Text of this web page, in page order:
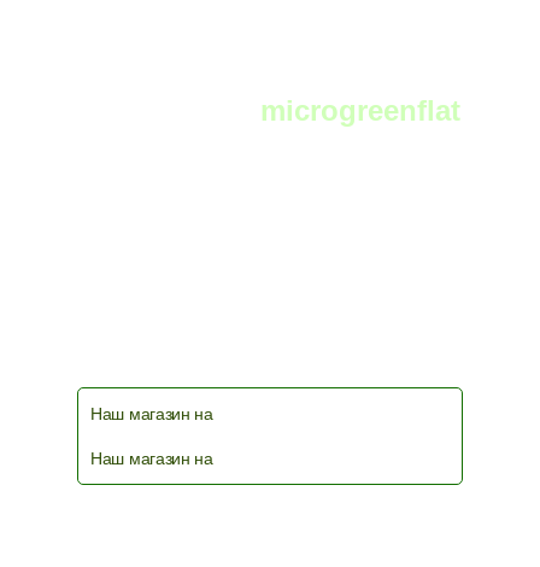
microgreenflat
Наш магазин на
Наш магазин на